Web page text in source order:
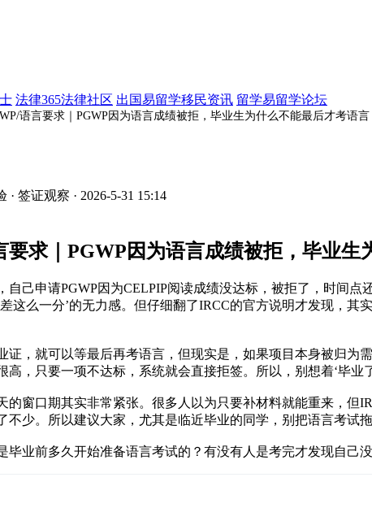
法律365法律社区 出国易留学移民资讯 留学易留学论坛
语言要求｜PGWP因为语言成绩被拒，毕业生为什么不能最后才考语言
· 签证观察 · 2026-5-31 15:14
要求｜PGWP因为语言成绩被拒，毕业生
自己申请PGWP因为CELPIP阅读成绩没达标，被拒了，时间
这么一分’的无力感。但仔细翻了IRCC的官方说明才发现，
证，就可以等最后再考语言，但现实是，如果项目本身被归
，只要一项不达标，系统就会直接拒签。所以，别想着‘毕
的窗口期其实非常紧张。很多人以为只要补材料就能重来，
不少。所以建议大家，尤其是临近毕业的同学，别把语言考试
毕业前多久开始准备语言考试的？有没有人是考完才发现自己